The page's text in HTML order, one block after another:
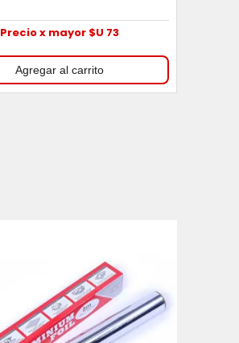
Precio x mayor $U 73